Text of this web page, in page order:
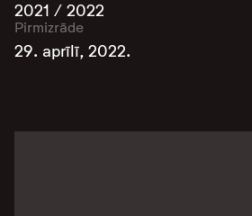
2021 / 2022
Pirmizrāde
29. aprīlī, 2022.